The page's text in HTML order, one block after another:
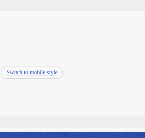
Switch to mobile style